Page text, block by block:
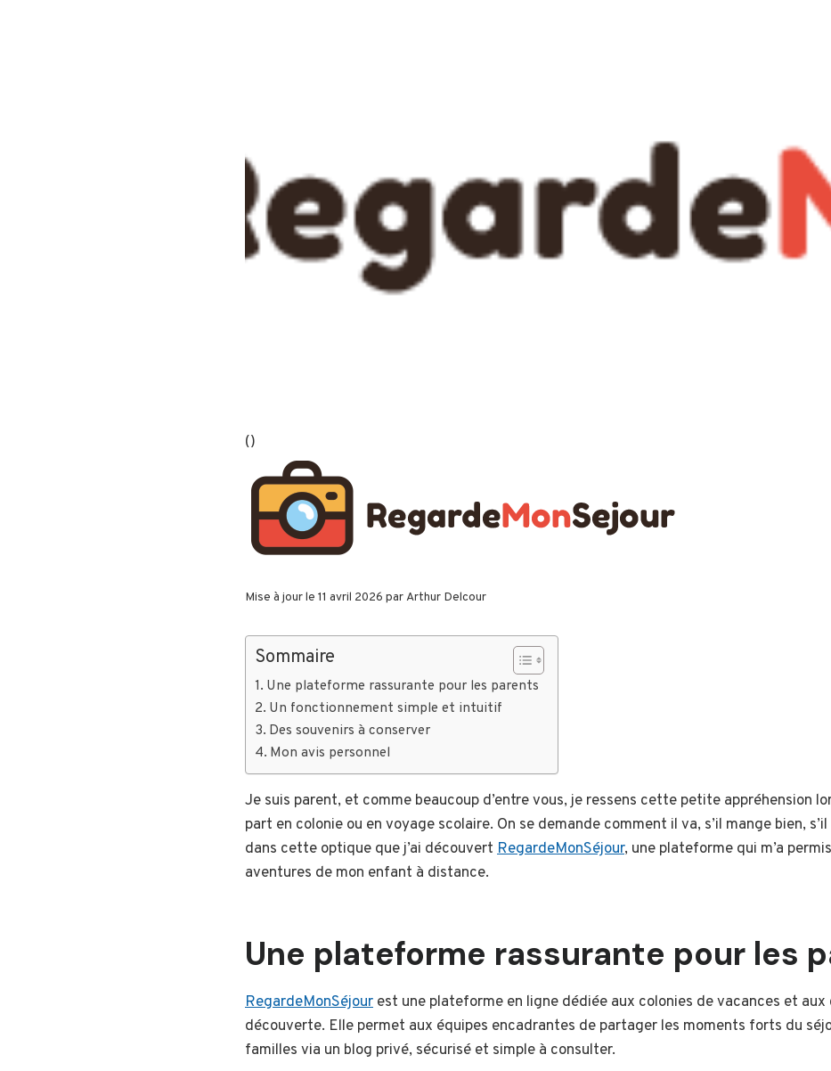
()
Mise à jour le 11 avril 2026 parArthur Delcour
Sommaire
Une plateforme rassurante pour les parents
Un fonctionnement simple et intuitif
Des souvenirs à conserver
Mon avis personnel
Je suis parent, et comme beaucoup d’entre vous, je ressens cette petite appréhension
part en colonie ou en voyage scolaire. On se demande comment il va, s’il mange bien, s’il
dans cette optique que j’ai découvert RegardeMonSéjour, une plateforme qui m’a
aventures de mon enfant à distance.
Une plateforme rassurante pour les
RegardeMonSéjour est une plateforme en ligne dédiée aux colonies de vacances et aux
découverte. Elle permet aux équipes encadrantes de partager les moments forts du
familles via un blog privé, sécurisé et simple à consulter.